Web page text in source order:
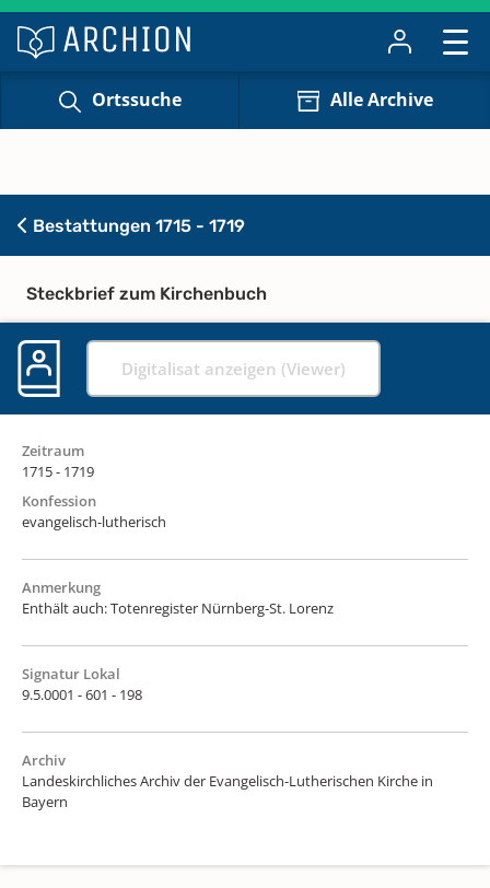
Ortssuche Alle Archive
Bestattungen 1715 - 1719
Steckbrief zum Kirchenbuch
Digitalisat anzeigen (Viewer)
Zeitraum
1715 - 1719
Konfession
evangelisch-lutherisch
Anmerkung
Enthält auch: Totenregister Nürnberg-St. Lorenz
Signatur Lokal
9.5.0001 - 601 - 198
Archiv
Landeskirchliches Archiv der Evangelisch-Lutherischen Kirche in
Bayern